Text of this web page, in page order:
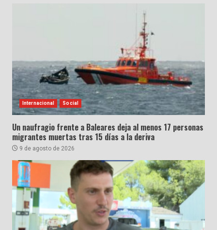
Internacional Social
Un naufragio frente a Baleares deja al menos 17 personas
migrantes muertas tras 15 días a la deriva
9 de agosto de 2026